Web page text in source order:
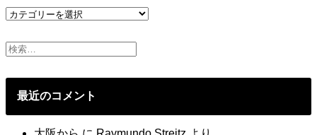
社
ご
と
グ
最近のコメント